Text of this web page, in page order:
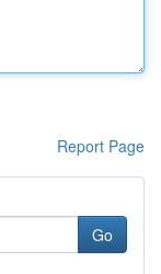
Report Page
Go